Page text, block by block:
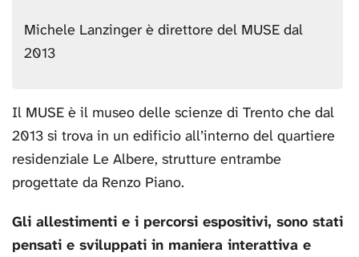
Michele Lanzinger è direttore del MUSE dal
2013
Il MUSE è il museo delle scienze di Trento che dal
2013 si trova in un edificio all’interno del quartiere
residenziale Le Albere, strutture entrambe
progettate da Renzo Piano.
Gli allestimenti e i percorsi espositivi, sono stati
pensati e sviluppati in maniera interattiva e